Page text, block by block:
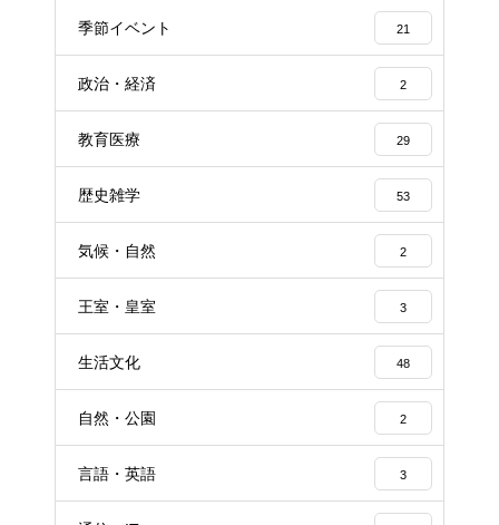
季節イベント 21
政治・経済 2
教育医療 29
歴史雑学 53
気候・自然 2
王室・皇室 3
生活文化 48
自然・公園 2
言語・英語 3